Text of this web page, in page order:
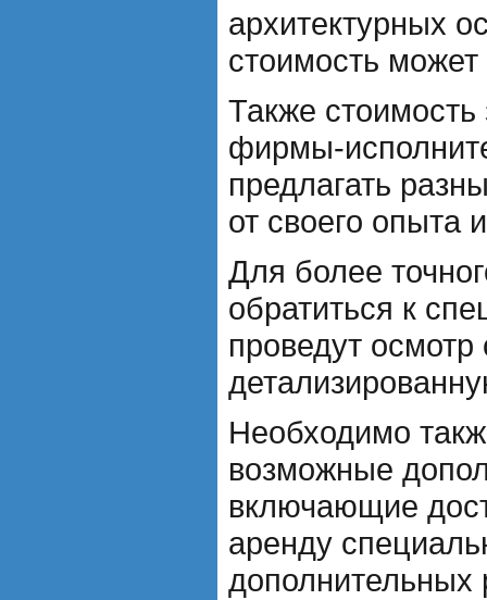
архитектурных
стоимость
Также
фирмы-
предлагать
от своего опыта
Для более
обратиться к
проведут осмотр
Необходимо
возможные
включающие
аренду
дополнительных